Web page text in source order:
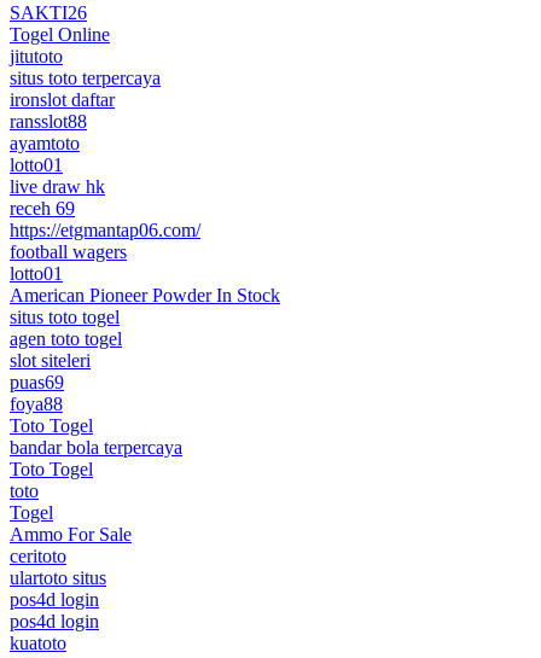
SAKTI26
Togel Online
jitutoto
situs toto terpercaya
ironslot daftar
ransslot88
ayamtoto
lotto01
live draw hk
receh 69
https://etgmantap06.com/
football wagers
lotto01
American Pioneer Powder In Stock
situs toto togel
agen toto togel
slot siteleri
puas69
foya88
Toto Togel
bandar bola terpercaya
Toto Togel
toto
Togel
Ammo For Sale
ceritoto
ulartoto situs
pos4d login
pos4d login
kuatoto